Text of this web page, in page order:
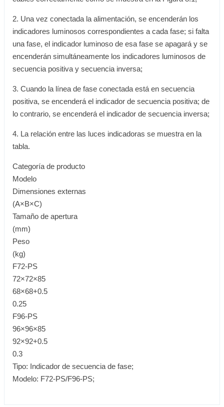
2. Una vez conectada la alimentación, se encenderán los
indicadores luminosos correspondientes a cada fase; si falta
una fase, el indicador luminoso de esa fase se apagará y se
encenderán simultáneamente los indicadores luminosos de
secuencia positiva y secuencia inversa;
3. Cuando la línea de fase conectada está en secuencia
positiva, se encenderá el indicador de secuencia positiva; de
lo contrario, se encenderá el indicador de secuencia inversa;
4. La relación entre las luces indicadoras se muestra en la
tabla.
Categoría de producto
Modelo
Dimensiones externas
(A×B×C)
Tamaño de apertura
(mm)
Peso
(kg)
F72-PS
72×72×85
68×68+0.5
0.25
F96-PS
96×96×85
92×92+0.5
0.3
Tipo: Indicador de secuencia de fase;
Modelo: F72-PS/F96-PS;